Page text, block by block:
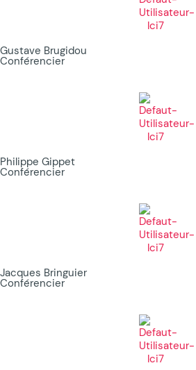
Gustave Brugidou
Conférencier
Philippe Gippet
Conférencier
Jacques Bringuier
Conférencier